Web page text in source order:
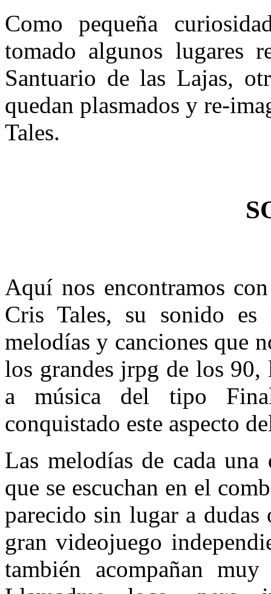
Como pequeña
tomado algunos lugares
Santuario de las Lajas,
quedan plasmados y re-
Tales.
Aquí nos encontramos
Cris Tales, su sonido es
melodías y canciones que
los grandes jrpg de los 90,
a música del tipo
conquistado este aspecto
Las melodías de cada
que se escuchan en el
parecido sin lugar a dudas
gran videojuego
también acompañan